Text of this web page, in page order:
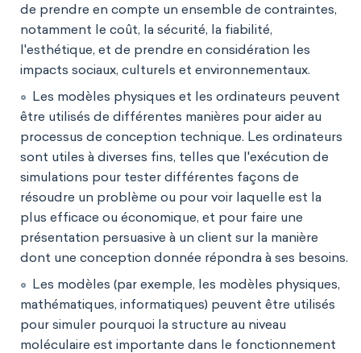
de prendre en compte un ensemble de contraintes,
notamment le coût, la sécurité, la fiabilité,
l'esthétique, et de prendre en considération les
impacts sociaux, culturels et environnementaux.
Les modèles physiques et les ordinateurs peuvent
être utilisés de différentes manières pour aider au
processus de conception technique. Les ordinateurs
sont utiles à diverses fins, telles que l'exécution de
simulations pour tester différentes façons de
résoudre un problème ou pour voir laquelle est la
plus efficace ou économique, et pour faire une
présentation persuasive à un client sur la manière
dont une conception donnée répondra à ses besoins.
Les modèles (par exemple, les modèles physiques,
mathématiques, informatiques) peuvent être utilisés
pour simuler pourquoi la structure au niveau
moléculaire est importante dans le fonctionnement